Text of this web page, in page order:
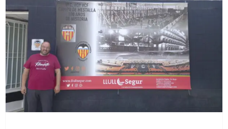
¡LLULL Segur Valencia con el Centenario
de Mestalla!